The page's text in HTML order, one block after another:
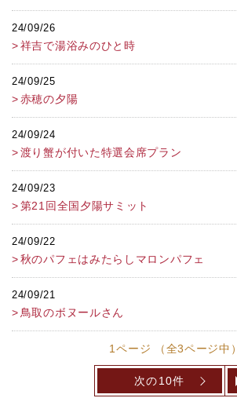
24/09/26
祥吉で湯浴みのひと時
24/09/25
赤穂の夕陽
24/09/24
渡り蟹が付いた特選会席プラン
24/09/23
第21回全国夕陽サミット
24/09/22
秋のパフェはみたらしマロンパフェ
24/09/21
鳥取のボヌールさん
1ページ （全3ページ中）
次の10件